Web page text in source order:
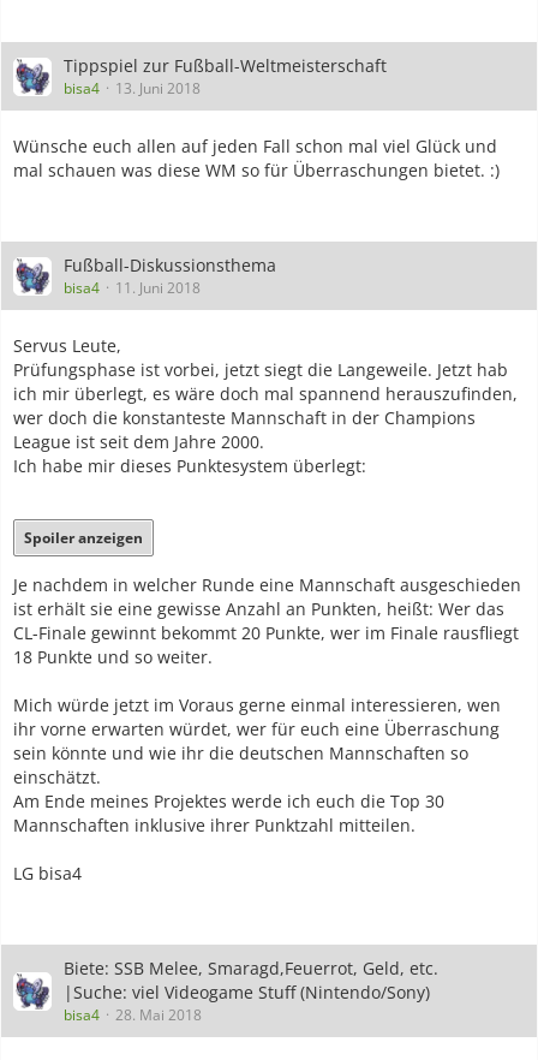
Tippspiel zur Fußball-Weltmeisterschaft
bisa4 13. Juni 2018
Wünsche euch allen auf jeden Fall schon mal viel Glück und
mal schauen was diese WM so für Überraschungen bietet. :)
Fußball-Diskussionsthema
bisa4 11. Juni 2018
Servus Leute,
Prüfungsphase ist vorbei, jetzt siegt die Langeweile. Jetzt hab
ich mir überlegt, es wäre doch mal spannend herauszufinden,
wer doch die konstanteste Mannschaft in der Champions
League ist seit dem Jahre 2000.
Ich habe mir dieses Punktesystem überlegt:
Spoiler anzeigen
Je nachdem in welcher Runde eine Mannschaft ausgeschieden
ist erhält sie eine gewisse Anzahl an Punkten, heißt: Wer das
CL-Finale gewinnt bekommt 20 Punkte, wer im Finale rausfliegt
18 Punkte und so weiter.
Mich würde jetzt im Voraus gerne einmal interessieren, wen
ihr vorne erwarten würdet, wer für euch eine Überraschung
sein könnte und wie ihr die deutschen Mannschaften so
einschätzt.
Am Ende meines Projektes werde ich euch die Top 30
Mannschaften inklusive ihrer Punktzahl mitteilen.
LG bisa4
Biete: SSB Melee, Smaragd,Feuerrot, Geld, etc.
|Suche: viel Videogame Stuff (Nintendo/Sony)
bisa4 28. Mai 2018